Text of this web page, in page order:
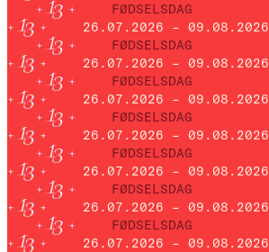
FØDSELSDAG
26.07.2026 – 09.08.2026
FØDSELSDAG
26.07.2026 – 09.08.2026
FØDSELSDAG
26.07.2026 – 09.08.2026
FØDSELSDAG
26.07.2026 – 09.08.2026
FØDSELSDAG
26.07.2026 – 09.08.2026
FØDSELSDAG
26.07.2026 – 09.08.2026
FØDSELSDAG
26.07.2026 – 09.08.2026